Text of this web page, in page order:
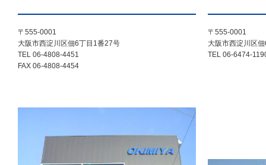
〒555-0001
大阪市西淀川区佃6丁目1番27号
TEL 06-4808-4451
FAX 06-4808-4454
〒555-0001
大阪市西淀川区
TEL 06-6474-